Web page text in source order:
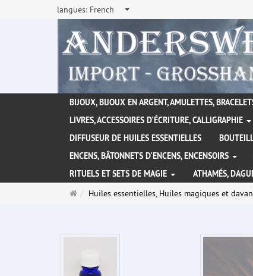
langues: French
BIJOUX, BIJOUX EN ARGENT, AMULETTES,
LIVRES, ACCESSOIRES D'ÉCRITURE, CALLIGRAPHIE
DIFFUSEUR DE HUILES ESSENTIELLES
ENCENS, BÂTONNETS D'ENCENS, ENCENSOIRS
RITUELS ET SETS DE MAGIE
ATHAMÉS,
PageHuiles essentielles, Huiles magiques et